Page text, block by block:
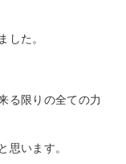
た。
る限りの全ての力
思います。